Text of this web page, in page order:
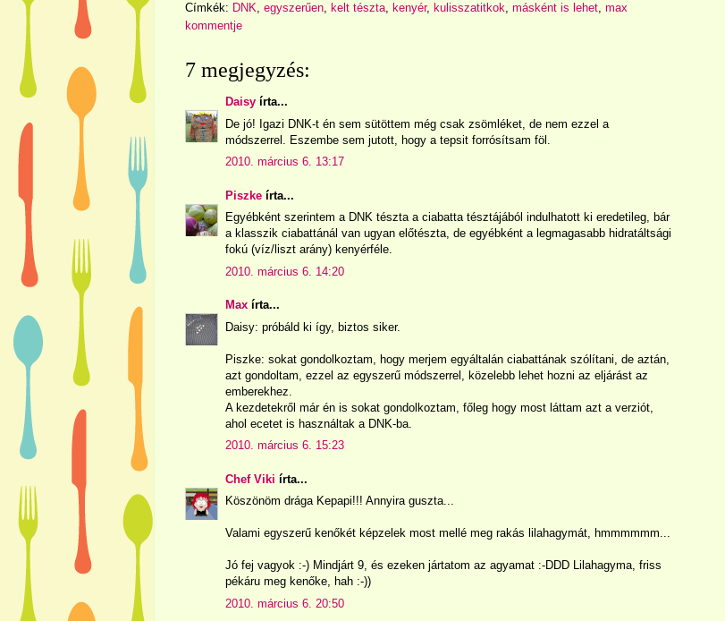
Címkék: DNK, egyszerűen, kelt tészta, kenyér, kulisszatitkok, másként is lehet, max
kommentje
7 megjegyzés:
Daisy írta...
De jó! Igazi DNK-t én sem sütöttem még csak zsömléket, de nem ezzel a
módszerrel. Eszembe sem jutott, hogy a tepsit forrósítsam föl.
2010. március 6. 13:17
Piszke írta...
Egyébként szerintem a DNK tészta a ciabatta tésztájából indulhatott ki eredetileg, bár
a klasszik ciabattánál van ugyan előtészta, de egyébként a legmagasabb hidratáltsági
fokú (víz/liszt arány) kenyérféle.
2010. március 6. 14:20
Max írta...
Daisy: próbáld ki így, biztos siker.
Piszke: sokat gondolkoztam, hogy merjem egyáltalán ciabattának szólítani, de aztán,
azt gondoltam, ezzel az egyszerű módszerrel, közelebb lehet hozni az eljárást az
emberekhez.
A kezdetekről már én is sokat gondolkoztam, főleg hogy most láttam azt a verziót,
ahol ecetet is használtak a DNK-ba.
2010. március 6. 15:23
Chef Viki írta...
Köszönöm drága Kepapi!!! Annyira guszta...
Valami egyszerű kenőkét képzelek most mellé meg rakás lilahagymát, hmmmmmm...
Jó fej vagyok :-) Mindjárt 9, és ezeken jártatom az agyamat :-DDD Lilahagyma, friss
pékáru meg kenőke, hah :-))
2010. március 6. 20:50